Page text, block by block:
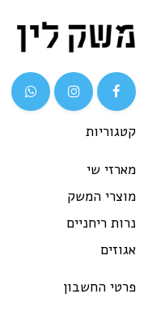
שי
המשק
ריחניים
החשבון